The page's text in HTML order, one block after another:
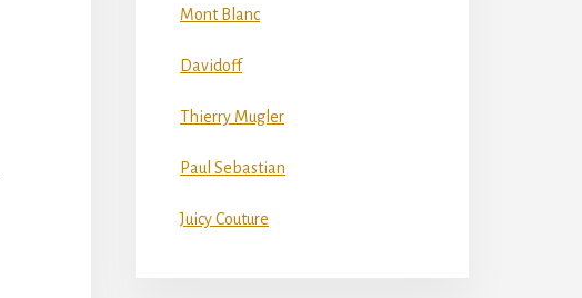
Mont Blanc
Davidoff
Thierry Mugler
Paul Sebastian
Juicy Couture